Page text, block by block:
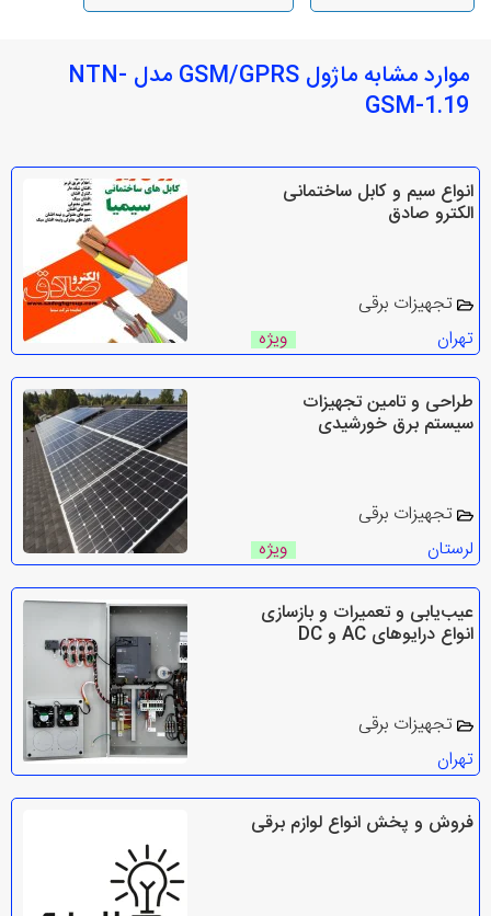
موارد مشابه ماژول GSM/GPRS مدل NTN-
GSM-1.19
انواع سیم و کابل ساختمانی
الکترو صادق
تجهیزات برقی
تهران
ویژه
طراحی و تامین تجهیزات
سیستم برق خورشیدی
تجهیزات برقی
لرستان
ویژه
عیب‌یابی و تعمیرات و بازسازی
انواع درایوهای AC و DC
تجهیزات برقی
تهران
فروش و پخش انواع لوازم برقی